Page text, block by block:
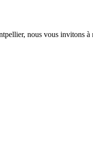
nous vous invitons à